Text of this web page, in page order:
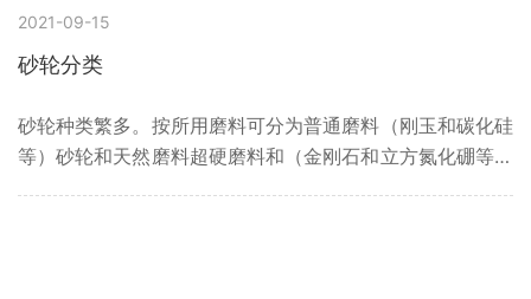
2021-09-15
砂轮分类
砂轮种类繁多。按所用磨料可分为普通磨料（刚玉和碳化硅
等）砂轮和天然磨料超硬磨料和（金刚石和立方氮化硼等）